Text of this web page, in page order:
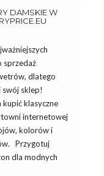
DAMSKIE W
sprzedaż
dlatego
sklep!
kupić klasyczne
internetowej
kolorów i
Przygotuj
dla modnych